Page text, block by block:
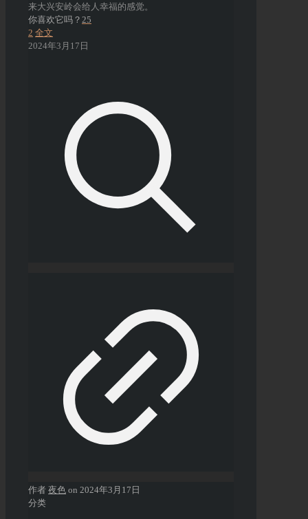
来大兴安岭会给人幸福的感觉。
你喜欢它吗？ 25
2 全文
2024年3月17日
作者 夜色 on 2024年3月17日
分类